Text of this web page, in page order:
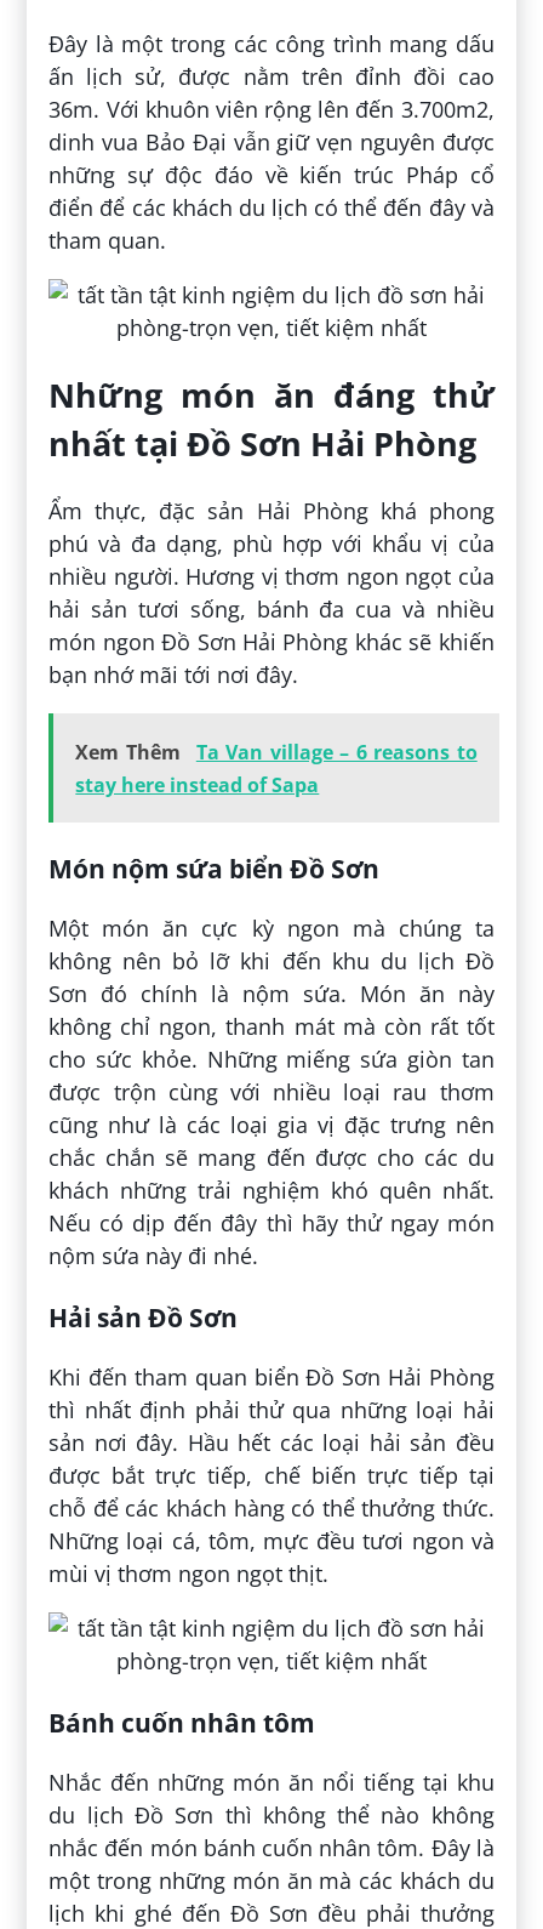
Đây là một trong các công trình mang dấu
ấn lịch sử, được nằm trên đỉnh đồi cao
36m. Với khuôn viên rộng lên đến 3.700m2,
dinh vua Bảo Đại vẫn giữ vẹn nguyên được
những sự độc đáo về kiến trúc Pháp cổ
điển để các khách du lịch có thể đến đây và
tham quan.
Những món ăn đáng thử
nhất tại Đồ Sơn Hải Phòng
Ẩm thực, đặc sản Hải Phòng khá phong
phú và đa dạng, phù hợp với khẩu vị của
nhiều người. Hương vị thơm ngon ngọt của
hải sản tươi sống, bánh đa cua và nhiều
món ngon Đồ Sơn Hải Phòng khác sẽ khiến
bạn nhớ mãi tới nơi đây.
Xem Thêm
Ta Van village – 6 reasons to
stay here instead of Sapa
Món nộm sứa biển Đồ Sơn
Một món ăn cực kỳ ngon mà chúng ta
không nên bỏ lỡ khi đến khu du lịch Đồ
Sơn đó chính là nộm sứa. Món ăn này
không chỉ ngon, thanh mát mà còn rất tốt
cho sức khỏe. Những miếng sứa giòn tan
được trộn cùng với nhiều loại rau thơm
cũng như là các loại gia vị đặc trưng nên
chắc chắn sẽ mang đến được cho các du
khách những trải nghiệm khó quên nhất.
Nếu có dịp đến đây thì hãy thử ngay món
nộm sứa này đi nhé.
Hải sản Đồ Sơn
Khi đến tham quan biển Đồ Sơn Hải Phòng
thì nhất định phải thử qua những loại hải
sản nơi đây. Hầu hết các loại hải sản đều
được bắt trực tiếp, chế biến trực tiếp tại
chỗ để các khách hàng có thể thưởng thức.
Những loại cá, tôm, mực đều tươi ngon và
mùi vị thơm ngon ngọt thịt.
Bánh cuốn nhân tôm
Nhắc đến những món ăn nổi tiếng tại khu
du lịch Đồ Sơn thì không thể nào không
nhắc đến món bánh cuốn nhân tôm. Đây là
một trong những món ăn mà các khách du
lịch khi ghé đến Đồ Sơn đều phải thưởng